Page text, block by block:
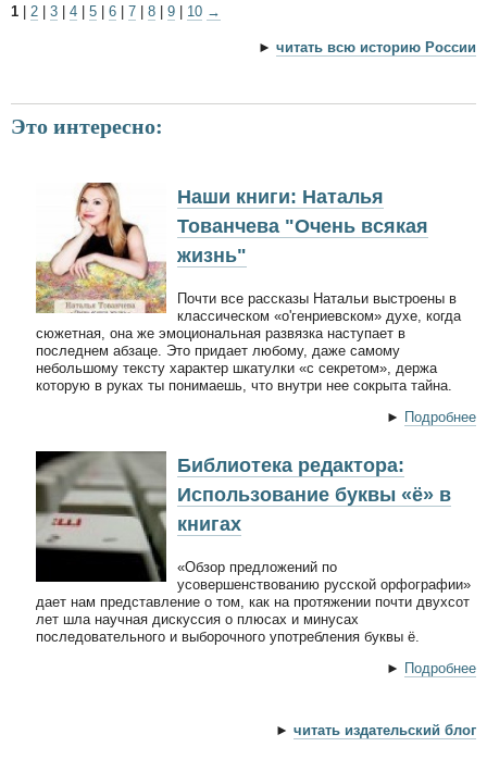
1
2 3 4 5 6 7 8 9 10 →
► читать всю историю России
Это интересно:
Наши книги: Наталья
Тованчева "Очень всякая
жизнь"
Почти все рассказы Натальи выстроены в
классическом «о'генриевском» духе, когда
сюжетная, она же эмоциональная развязка наступает в
последнем абзаце. Это придает любому, даже самому
небольшому тексту характер шкатулки «с секретом», держа
которую в руках ты понимаешь, что внутри нее сокрыта тайна.
► Подробнее
Библиотека редактора:
Использование буквы «ё» в
книгах
«Обзор предложений по
усовершенствованию русской орфографии»
дает нам представление о том, как на протяжении почти двухсот
лет шла научная дискуссия о плюсах и минусах
последовательного и выборочного употребления буквы ё.
► Подробнее
► читать издательский блог